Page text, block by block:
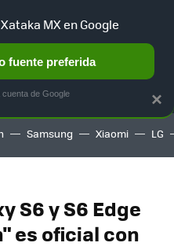
AUTO TERRITORIO
Samsung Xiaomi LG
S6 y S6 Edge
es oficial con
×
MX en Google
fuente preferida
de Google